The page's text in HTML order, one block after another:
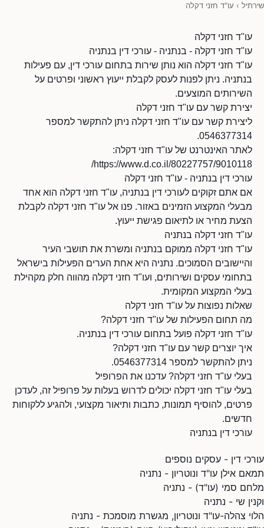
שירתיל › עו"ד חזני דקלה
עו"ד חזני דקלה
עו"ד חזני דקלה - בנתניה - עורכי דין בנתניה
עו"ד חזני דקלה הוא נותן שירות בתחום עורכי דין, עם פעילות
בנתניה. ניתן לפנות לעסק לקבלת ייעוץ ראשוני ופרטים על
השירותים המוצעים.
יצירת קשר עם עו"ד חזני דקלה
ליצירת קשר עם עו"ד חזני דקלה ניתן להתקשר למספר
0546377314.
לאתר האינטרנט של עו"ד חזני דקלה:
https://www.d.co.il/80227757/9010118/
עורכי דין בנתניה - עו"ד חזני דקלה
אם אתם זקוקים לעורכי דין בנתניה, עו"ד חזני דקלה הוא אחד
מבעלי המקצוע הזמינים באזור. פנו אל עו"ד חזני דקלה לקבלת
הצעת מחיר או לתיאום פגישת ייעוץ.
עו"ד חזני דקלה בנתניה
עו"ד חזני דקלה ממוקם בנתניה ומשרת את תושבי העיר
והיישובים הסמוכים. נתניה היא אחת הערים הפעילות בישראל
בתחומי עסקים ושירותים, ועו"ד חזני דקלה מהווה חלק מקהילת
בעלי המקצוע המקומית.
שאלות נפוצות על עו"ד חזני דקלה
מה תחום הפעילות של עו"ד חזני דקלה?
עו"ד חזני דקלה פועל בתחום עורכי דין בנתניה.
איך יוצרים קשר עם עו"ד חזני דקלה?
ניתן להתקשר למספר 0546377314.
בעלי עו"ד חזני דקלה? עדכנו את הפרופיל
בעלי עו"ד חזני דקלה יכולים לדרוש בעלות על פרופיל זה, לעדכן
פרטים, להוסיף תמונות, כתבות ותיאור מקצועי, ולהגיע ללקוחות
חדשים.
עורכי דין בנתניה
עורכי דין - עסקים נוספים
תמאם אילן עו"ד ונוטריון - נתניה
מלחם סמי (עו"ד) - נתניה
וקנין שי - נתניה
הלוי צהלה-עו"ד ונוטריון, מגשרת מוסמכת - נתניה